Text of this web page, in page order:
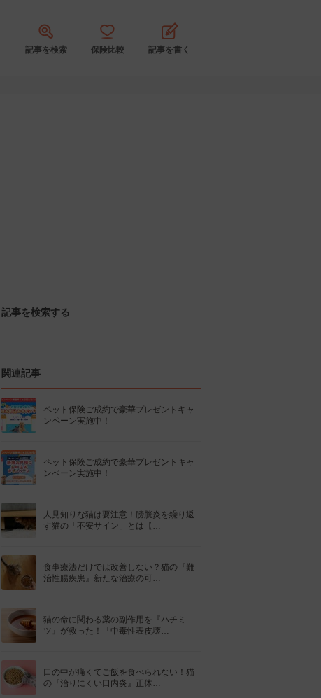
記事を検索 保険比較 記事を書く
記事を検索する
関連記事
ペット保険ご成約で豪華プレゼントキャ
ンペーン実施中！
ペット保険ご成約で豪華プレゼントキャ
ンペーン実施中！
人見知りな猫は要注意！膀胱炎を繰り返
す猫の「不安サイン」とは【…
食事療法だけでは改善しない？猫の『難
治性腸疾患』新たな治療の可…
猫の命に関わる薬の副作用を『ハチミ
ツ』が救った！「中毒性表皮壊…
口の中が痛くてご飯を食べられない！猫
の『治りにくい口内炎』正体…